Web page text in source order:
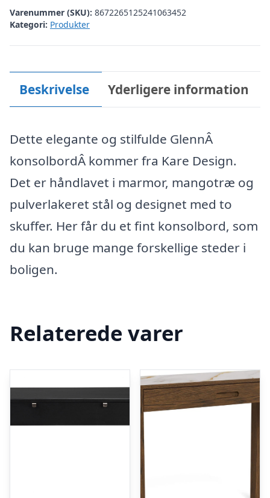
Varenummer (SKU): 8672265125241063452
Kategori: Produkter
Beskrivelse Yderligere information
Dette elegante og stilfulde GlennÂ
konsolbordÂ kommer fra Kare Design.
Det er håndlavet i marmor, mangotræ og
pulverlakeret stål og designet med to
skuffer. Her får du et fint konsolbord, som
du kan bruge mange forskellige steder i
boligen.
Relaterede varer